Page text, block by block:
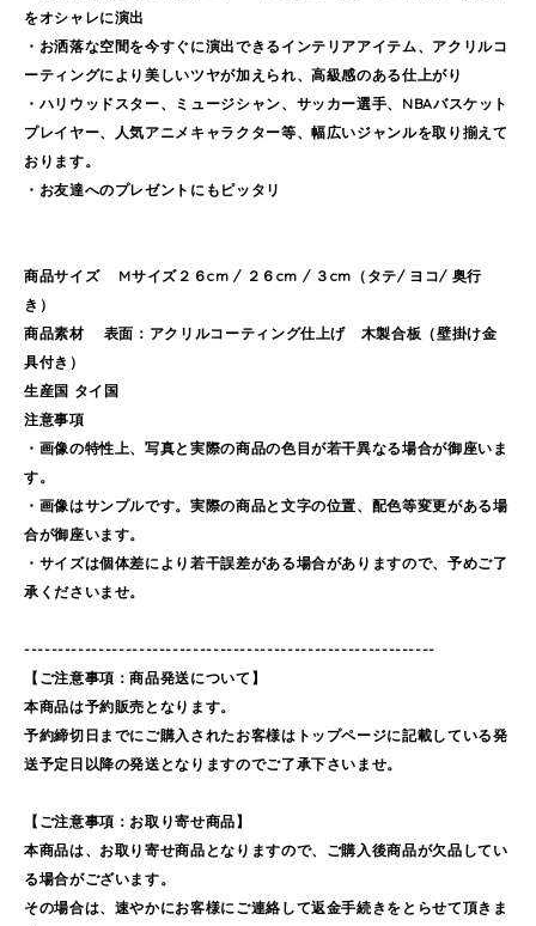
をオシャレに演出
・お洒落な空間を今すぐに演出できるインテリアアイテム、アクリルコ
ーティングにより美しいツヤが加えられ、高級感のある仕上がり
・ハリウッドスター、ミュージシャン、サッカー選手、NBAバスケット
プレイヤー、人気アニメキャラクター等、幅広いジャンルを取り揃えて
おります。
・お友達へのプレゼントにもピッタリ
商品サイズ Mサイズ２６cm / ２６cm / ３cm（タテ/ ヨコ/ 奥行
き）
商品素材 表面：アクリルコーティング仕上げ 木製合板（壁掛け金
具付き）
生産国 タイ国
注意事項
・画像の特性上、写真と実際の商品の色目が若干異なる場合が御座いま
す。
・画像はサンプルです。実際の商品と文字の位置、配色等変更がある場
合が御座います。
・サイズは個体差により若干誤差がある場合がありますので、予めご了
承くださいませ。
-------------------------------------------------------------
【ご注意事項：商品発送について】
本商品は予約販売となります。
予約締切日までにご購入されたお客様はトップページに記載している発
送予定日以降の発送となりますのでご了承下さいませ。
【ご注意事項：お取り寄せ商品】
本商品は、お取り寄せ商品となりますので、ご購入後商品が欠品してい
る場合がございます。
その場合は、速やかにお客様にご連絡して返金手続きをとらせて頂きま